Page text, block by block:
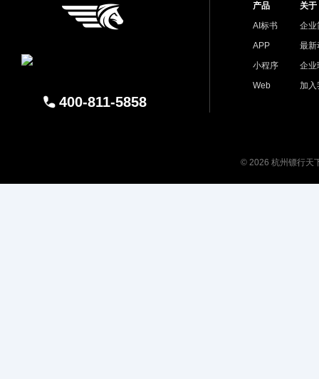
400-811-5858
产品
AI标书
APP
小程序
Web
关于
企业
最新
企业
加入
© 2026 杭州镖行天